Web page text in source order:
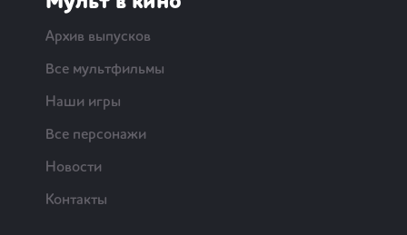
Архив выпусков
Все мультфильмы
Наши игры
Все персонажи
Новости
Контакты